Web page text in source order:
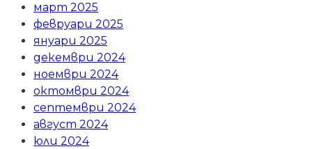
март 2025
февруари 2025
януари 2025
декември 2024
ноември 2024
октомври 2024
септември 2024
август 2024
юли 2024